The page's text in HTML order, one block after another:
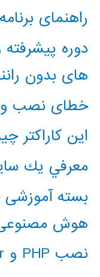
راهنمای
دوره
های بدون
خطای نصب
این کاراکتر
معرفي يك
بسته
هوش
نصب PHP و composer در ویندوز 10